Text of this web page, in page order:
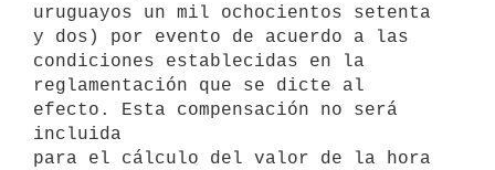
uruguayos un mil ochocientos setenta
y dos) por evento de acuerdo a las
condiciones establecidas en la
reglamentación que se dicte al
efecto. Esta compensación no será
incluida
para el cálculo del valor de la hora